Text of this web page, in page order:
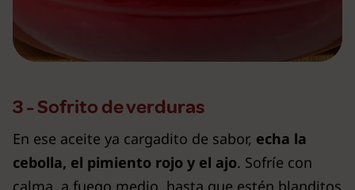
3 - Sofrito de verduras
En ese aceite ya cargadito de sabor, echa la
cebolla, el pimiento rojo y el ajo. Sofríe con